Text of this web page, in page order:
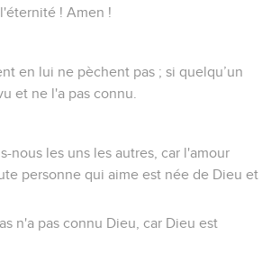
! Amen !
en lui ne pèchent pas ; si quelqu’un
et ne l'a pas connu.
nous les uns les autres, car l'amour
personne qui aime est née de Dieu et
n'a pas connu Dieu, car Dieu est